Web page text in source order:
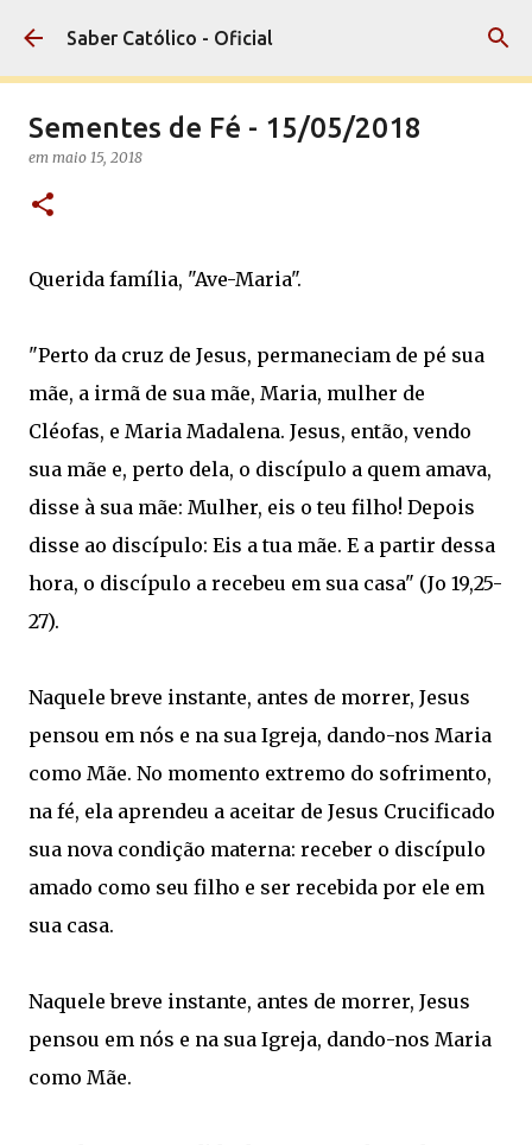
Pular para o conteúdo principal
Saber Católico - Oficial
Sementes de Fé - 15/05/2018
em maio 15, 2018
Querida família, "Ave-Maria".
"Perto da cruz de Jesus, permaneciam de pé sua
mãe, a irmã de sua mãe, Maria, mulher de
Cléofas, e Maria Madalena. Jesus, então, vendo
sua mãe e, perto dela, o discípulo a quem amava,
disse à sua mãe: Mulher, eis o teu filho! Depois
disse ao discípulo: Eis a tua mãe. E a partir dessa
hora, o discípulo a recebeu em sua casa" (Jo 19,25-
27).
Naquele breve instante, antes de morrer, Jesus
pensou em nós e na sua Igreja, dando-nos Maria
como Mãe. No momento extremo do sofrimento,
na fé, ela aprendeu a aceitar de Jesus Crucificado
sua nova condição materna: receber o discípulo
amado como seu filho e ser recebida por ele em
sua casa.
Naquele breve instante, antes de morrer, Jesus
pensou em nós e na sua Igreja, dando-nos Maria
como Mãe.